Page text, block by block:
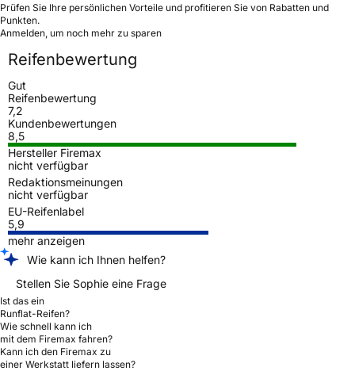
Prüfen Sie Ihre persönlichen Vorteile und profitieren Sie von Rabatten und
Punkten.
Anmelden, um noch mehr zu sparen
Reifenbewertung
Gut
Reifenbewertung
7,2
Kundenbewertungen
8,5
Hersteller Firemax
nicht verfügbar
Redaktionsmeinungen
nicht verfügbar
EU-Reifenlabel
5,9
mehr anzeigen
Wie kann ich Ihnen helfen?
Stellen Sie Sophie eine Frage
Ist das ein
Runflat-Reifen?
Wie schnell kann ich
mit dem Firemax fahren?
Kann ich den Firemax zu
einer Werkstatt liefern lassen?